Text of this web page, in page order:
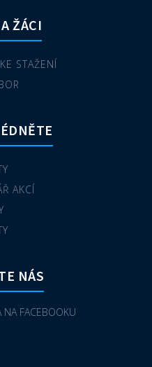
ŽÁCI
STAŽENÍ
AKCÍ
NÁS
NA FACEBOOKU